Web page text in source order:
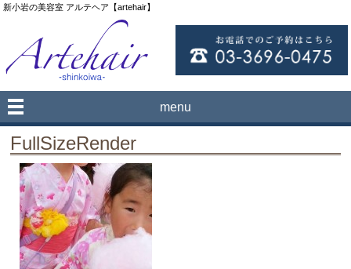
新小岩の美容室 アルテヘア【artehair】
menu
FullSizeRender